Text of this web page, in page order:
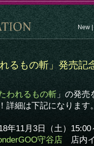
New |
るもの斬」発売記
われるもの斬 」の発売
詳細は下記になります
年11月3日（土）15:00
守谷店 店内